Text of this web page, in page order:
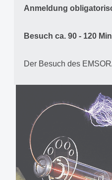
Anmeldung
Besuch ca. 90 - 120
Der Besuch des